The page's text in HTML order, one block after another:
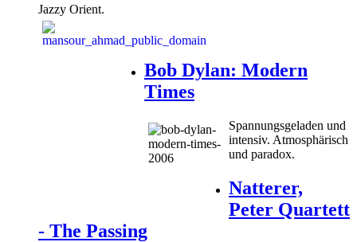
Jazzy Orient.
Bob Dylan: Modern
Times
Spannungsgeladen und
intensiv. Atmosphärisch
und paradox.
Natterer,
Peter Quartett
- The Passing